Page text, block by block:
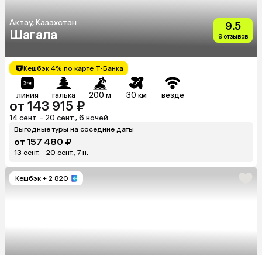
Актау, Казахстан
Шагала
9.5
9 отзывов
Кешбэк 4% по карте Т-Банка
линия галька 200 м 30 км везде
от 143 915 ₽
14 сент. - 20 сент., 6 ночей
Выгодные туры на соседние даты
от 157 480 ₽
13 сент. - 20 сент., 7 н.
Кешбэк + 2 820